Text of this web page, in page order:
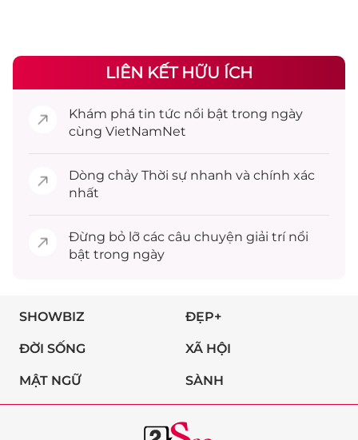
LIÊN KẾT HỮU ÍCH
Khám phá tin tức nổi bật trong ngày
cùng VietNamNet
Dòng chảy Thời sự nhanh và chính xác
nhất
Đừng bỏ lỡ các câu chuyện giải trínổi
bật trong ngày
SHOWBIZ ĐẸP+
ĐỜI SỐNG XÃ HỘI
MẬT NGỮ SÀNH